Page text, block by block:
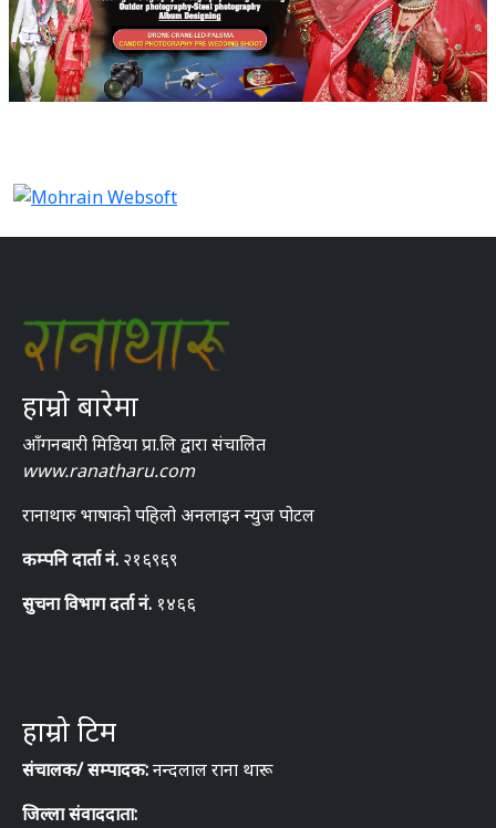
हाम्रो बारेमा
आँगनबारी मिडिया प्रा.लि द्वारा संचालित
www.ranatharu.com
रानाथारु भाषाको पहिलो अनलाइन न्युज पोटल
कम्पनि दार्ता नं. २१६९६९
सुचना विभाग दर्ता नं. १४६६
हाम्रो टिम
संचालक/ सम्पादक:नन्दलाल राना थारू
जिल्ला संवाददाता: